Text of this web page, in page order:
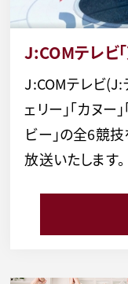
J:COMテレビ
J:COMテレビ(J:
ェリー」「カヌー
ビー」の全6競
放送いたします。